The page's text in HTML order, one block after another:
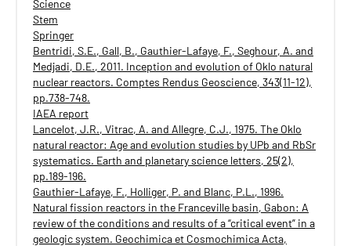
Science
Stem
Springer
Bentridi, S.E., Gall, B., Gauthier-Lafaye, F., Seghour, A. and
Medjadi, D.E., 2011. Inception and evolution of Oklo natural
nuclear reactors. Comptes Rendus Geoscience, 343(11-12),
pp.738-748.
IAEA report
Lancelot, J.R., Vitrac, A. and Allegre, C.J., 1975. The Oklo
natural reactor: Age and evolution studies by UPb and RbSr
systematics. Earth and planetary science letters, 25(2),
pp.189-196.
Gauthier-Lafaye, F., Holliger, P. and Blanc, P.L., 1996.
Natural fission reactors in the Franceville basin, Gabon: A
review of the conditions and results of a “critical event” in a
geologic system. Geochimica et Cosmochimica Acta,